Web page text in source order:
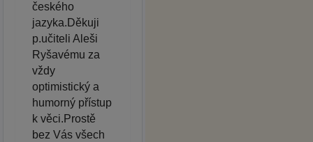
českého
jazyka.Děkuji
p.učiteli Aleši
Ryšavému za
vždy
optimistický a
humorný přístup
k věci.Prostě
bez Vás všech